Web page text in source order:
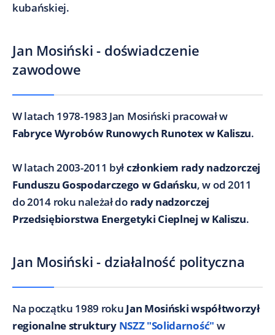
kubańskiej.
Jan Mosiński - doświadczenie
zawodowe
W latach 1978-1983 Jan Mosiński pracował w
Fabryce Wyrobów Runowych Runotex w Kaliszu.
W latach 2003-2011 byłczłonkiem rady nadzorczej
Funduszu Gospodarczego w Gdańsku, w od 2011
do 2014 roku należał do rady nadzorczej
Przedsiębiorstwa Energetyki Cieplnej w Kaliszu.
Jan Mosiński - działalność polityczna
Na początku 1989 roku Jan Mosiński współtworzył
regionalne struktury NSZZ "Solidarność" w